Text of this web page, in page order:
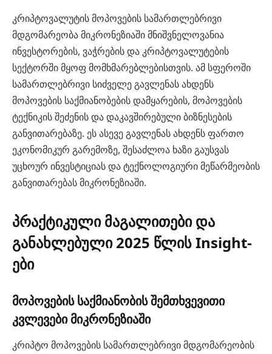
კრიპტოვალუტის მოპოვების სამართლებრივი
მდგომარეობა მიკრონეზიაში მნიშვნელოვანია
ინვესტორების, ვაჭრების და კრიპტოვალუტების
სექტორში მყოფ მომხმარებლებისთვის. ამ სფეროში
სამართლებრივი სიძველე გავლენას ახდენს
მოპოვების საქმიანობების დამყარების, მოპოვების
ტექნიკის შეძენის და დაკავშირებული ბიზნესების
განვითარებაზე. ეს ასევე გავლენას ახდენს ფართო
ეკონომიკურ გარემოზე, შესაძლოა ხაზი გაუსვას
უცხოურ ინვესტიციას და ტექნოლოგიური მეწარმეობის
განვითარებას მიკრონეზიაში.
პრაქტიკული მაგალითები და
განახლებული 2025 წლის Insight-
ები
მოპოვების საქმიანობის შემთხვევითი
კვლევები მიკრონეზიაში
კრიპტო მოპოვების სამართლებრივი მდგომარეობის